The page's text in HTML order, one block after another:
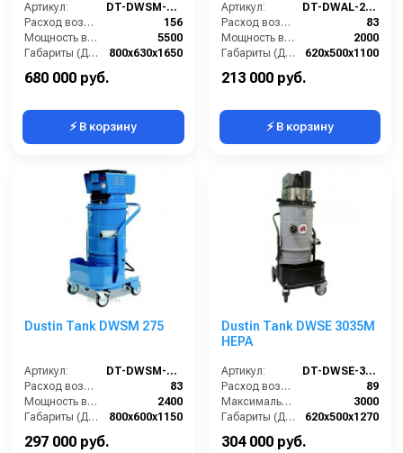
Артикул:
DT-DWSM-55100T-AF-OIL
Расход воздуха (л/сек):
156
Мощность всасывающих турбин (Вт):
5500
Габариты (ДхШхВ):
800х630х1650
680 000 руб.
⚡ В корзину
Артикул:
DT-DWAL-235M-HEPA
Расход воздуха (л/сек):
83
Мощность всасывающих турбин (Вт):
2000
Габариты (ДхШхВ):
620х500х1100
213 000 руб.
⚡ В корзину
Dustin Tank DWSM 275
Артикул:
DT-DWSM-275
Расход воздуха (л/сек):
83
Мощность всасывающих турбин (Вт):
2400
Габариты (ДхШхВ):
800х600х1150
297 000 руб.
Dustin Tank DWSE 3035M
HEPA
Артикул:
DT-DWSE-3035M-HEPA
Расход воздуха (л/сек):
89
Максимальная мощность (Вт):
3000
Габариты (ДхШхВ):
620х500х1270
304 000 руб.